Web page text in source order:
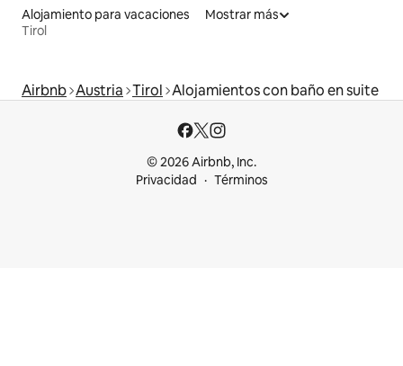
Alojamiento para vacaciones
Tirol
Mostrar más
Airbnb Austria Tirol Alojamientos con baño en suite
© 2026 Airbnb, Inc.
Privacidad
Términos